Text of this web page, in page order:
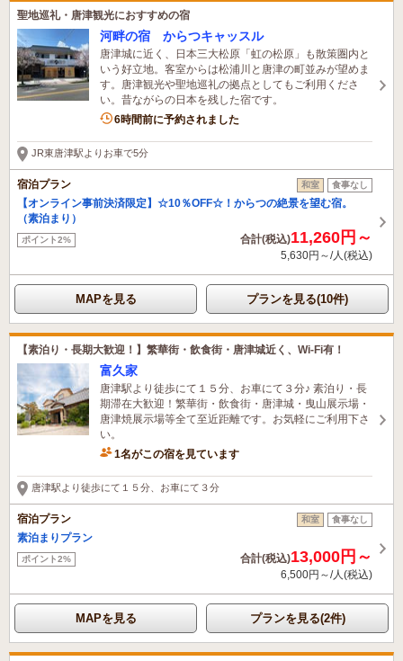
聖地巡礼・唐津観光におすすめの宿
河畔の宿 からつキャッスル
唐津城に近く、日本三大松原「虹の松原」も散策圏内と
いう好立地。客室からは松浦川と唐津の町並みが望めま
す。唐津観光や聖地巡礼の拠点としてもご利用くださ
い。昔ながらの日本を残した宿です。
1名がこの宿を見ています
6時間前に予約されました
JR東唐津駅よりお車で5分
宿泊プラン 和室 食事なし
【オンライン事前決済限定】☆10％OFF☆！からつの絶景を望む宿。
（素泊まり）
ポイント2% 合計(税込)11,260円～
5,630円～/人(税込)
MAPを見る プランを見る(10件)
【素泊り・長期大歓迎！】繁華街・飲食街・唐津城近く、Wi-Fi有！
富久家
唐津駅より徒歩にて１５分、お車にて３分♪ 素泊り・長
期滞在大歓迎！繁華街・飲食街・唐津城・曳山展示場・
唐津焼展示場等全て至近距離です。お気軽にご利用下さ
い。
1名がこの宿を見ています
唐津駅より徒歩にて１５分、お車にて３分
宿泊プラン 和室 食事なし
素泊まりプラン
ポイント2% 合計(税込)13,000円～
6,500円～/人(税込)
MAPを見る プランを見る(2件)